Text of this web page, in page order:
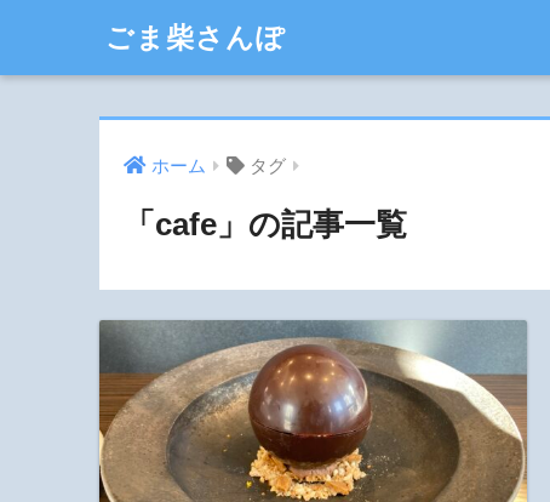
ごま柴さんぽ
ホーム タグ
「cafe」の記事一覧